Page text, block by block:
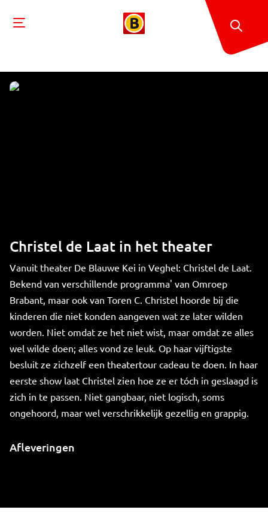
Christel de Laat in het theater
Vanuit theater De Blauwe Kei in Veghel: Christel de Laat.
Bekend van verschillende programma' van Omroep
Brabant, maar ook van Toren C. Christel hoorde bij die
kinderen die niet konden aangeven wat ze later wilden
worden. Niet omdat ze het niet wist, maar omdat ze alles
wel wilde doen; alles vond ze leuk. Op haar vijftigste
besluit ze zichzelf een theatertour cadeau te doen. In haar
eerste show laat Christel zien hoe ze er tóch in geslaagd is
zich in te passen. Niet gangbaar, niet logisch, soms
ongehoord, maar wel verschrikkelijk gezellig en grappig.
Afleveringen